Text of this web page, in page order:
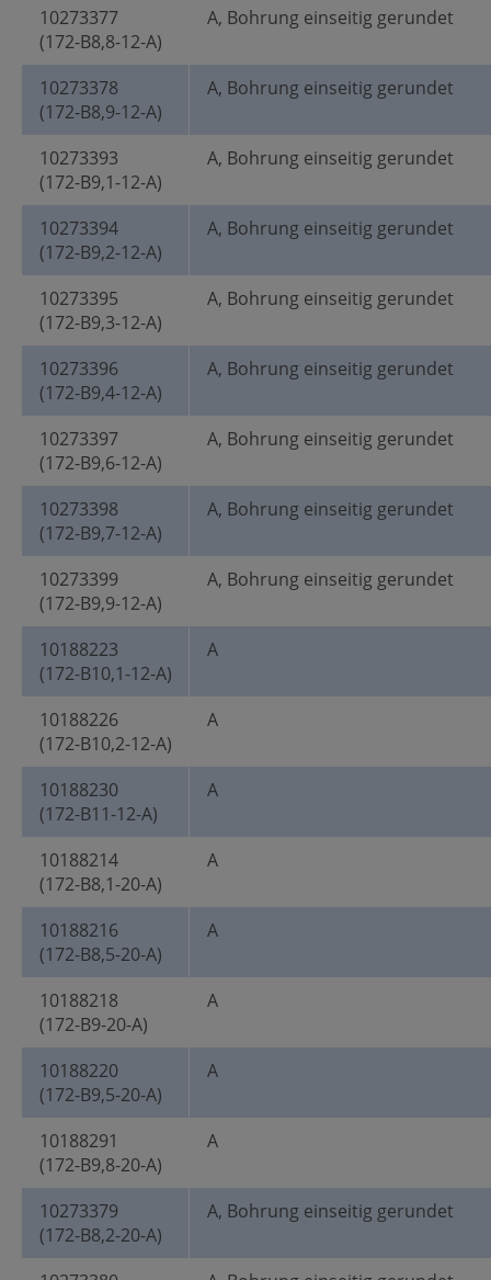
10273377
(172-B8,8-12-A)
A, Bohrung einseitig gerundet
10273378
(172-B8,9-12-A)
A, Bohrung einseitig gerundet
10273393
(172-B9,1-12-A)
A, Bohrung einseitig gerundet
10273394
(172-B9,2-12-A)
A, Bohrung einseitig gerundet
10273395
(172-B9,3-12-A)
A, Bohrung einseitig gerundet
10273396
(172-B9,4-12-A)
A, Bohrung einseitig gerundet
10273397
(172-B9,6-12-A)
A, Bohrung einseitig gerundet
10273398
(172-B9,7-12-A)
A, Bohrung einseitig gerundet
10273399
(172-B9,9-12-A)
A, Bohrung einseitig gerundet
10188223
(172-B10,1-12-A)
A
10188226
(172-B10,2-12-A)
A
10188230
(172-B11-12-A)
A
10188214
(172-B8,1-20-A)
A
10188216
(172-B8,5-20-A)
A
10188218
(172-B9-20-A)
A
10188220
(172-B9,5-20-A)
A
10188291
(172-B9,8-20-A)
A
10273379
(172-B8,2-20-A)
A, Bohrung einseitig gerundet